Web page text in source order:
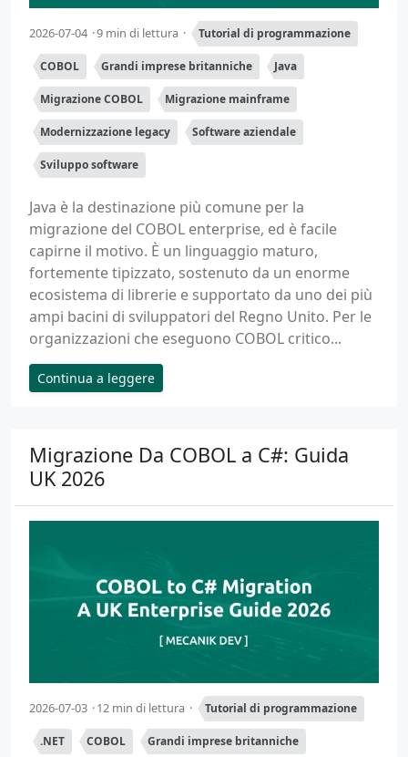
2026-07-04 9 min di lettura Tutorial di programmazione
COBOL Grandi imprese britanniche Java
Migrazione COBOL Migrazione mainframe
Modernizzazione legacy Software aziendale
Sviluppo software
Java è la destinazione più comune per la
migrazione del COBOL enterprise, ed è facile
capirne il motivo. È un linguaggio maturo,
fortemente tipizzato, sostenuto da un enorme
ecosistema di librerie e supportato da uno dei più
ampi bacini di sviluppatori del Regno Unito. Per le
organizzazioni che eseguono COBOL critico...
Continua a leggere
Migrazione Da COBOL a C#: Guida
UK 2026
2026-07-03 12 min di lettura Tutorial di programmazione
.NET COBOL Grandi imprese britanniche